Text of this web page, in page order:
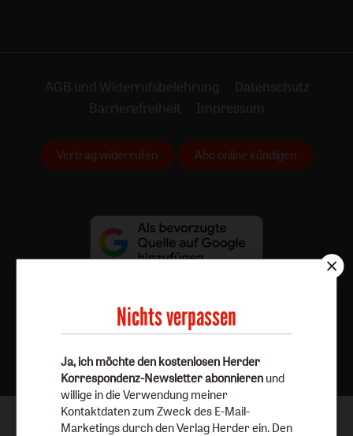
AGB und Widerrufsbelehrung
Datenschutz
Barrierefreiheit
Impressum
Vertrag widerrufen Abo online kündigen
Nach oben
Nichts verpassen
Ja, ich möchte den kostenlosen Herder
Korrespondenz-Newsletter abonnieren und
willige in die Verwendung meiner
Kontaktdaten zum Zweck des E-Mail-
Marketings durch den Verlag Herder ein. Den